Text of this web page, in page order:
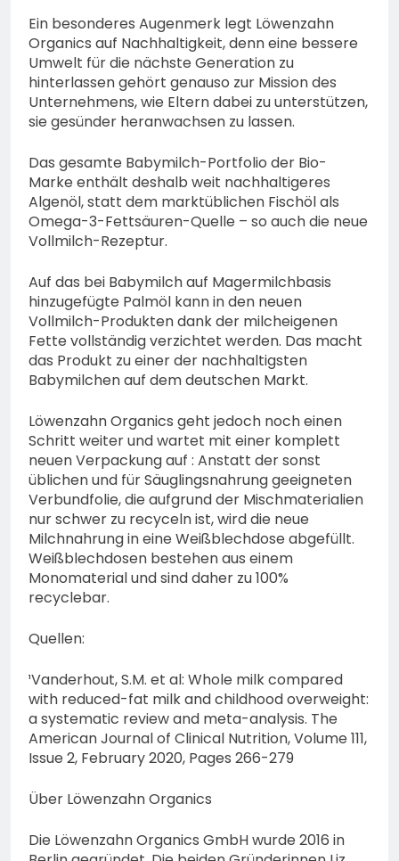
Ein besonderes Augenmerk legt Löwenzahn
Organics auf Nachhaltigkeit, denn eine bessere
Umwelt für die nächste Generation zu
hinterlassen gehört genauso zur Mission des
Unternehmens, wie Eltern dabei zu unterstützen,
sie gesünder heranwachsen zu lassen.
Das gesamte Babymilch-Portfolio der Bio-
Marke enthält deshalb weit nachhaltigeres
Algenöl, statt dem marktüblichen Fischöl als
Omega-3-Fettsäuren-Quelle – so auch die neue
Vollmilch-Rezeptur.
Auf das bei Babymilch auf Magermilchbasis
hinzugefügte Palmöl kann in den neuen
Vollmilch-Produkten dank der milcheigenen
Fette vollständig verzichtet werden. Das macht
das Produkt zu einer der nachhaltigsten
Babymilchen auf dem deutschen Markt.
Löwenzahn Organics geht jedoch noch einen
Schritt weiter und wartet mit einer komplett
neuen Verpackung auf : Anstatt der sonst
üblichen und für Säuglingsnahrung geeigneten
Verbundfolie, die aufgrund der Mischmaterialien
nur schwer zu recyceln ist, wird die neue
Milchnahrung in eine Weißblechdose abgefüllt.
Weißblechdosen bestehen aus einem
Monomaterial und sind daher zu 100%
recyclebar.
Quellen:
¹Vanderhout, S.M. et al: Whole milk compared
with reduced-fat milk and childhood overweight:
a systematic review and meta-analysis. The
American Journal of Clinical Nutrition, Volume 111,
Issue 2, February 2020, Pages 266-279
Über Löwenzahn Organics
Die Löwenzahn Organics GmbH wurde 2016 in